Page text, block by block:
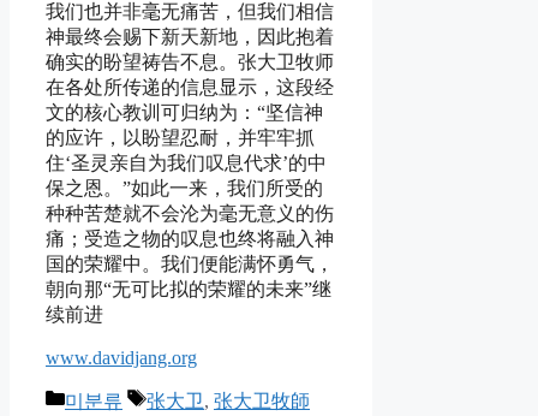
我们也并非毫无痛苦，但我们相信
神最终会赐下新天新地，因此抱着
确实的盼望祷告不息。张大卫牧师
在各处所传递的信息显示，这段经
文的核心教训可归纳为：“坚信神
的应许，以盼望忍耐，并牢牢抓
住‘圣灵亲自为我们叹息代求’的中
保之恩。”如此一来，我们所受的
种种苦楚就不会沦为毫无意义的伤
痛；受造之物的叹息也终将融入神
国的荣耀中。我们便能满怀勇气，
朝向那“无可比拟的荣耀的未来”继
续前进
www.davidjang.org
Categories
미분류 Tags
张大卫, 张大卫牧師